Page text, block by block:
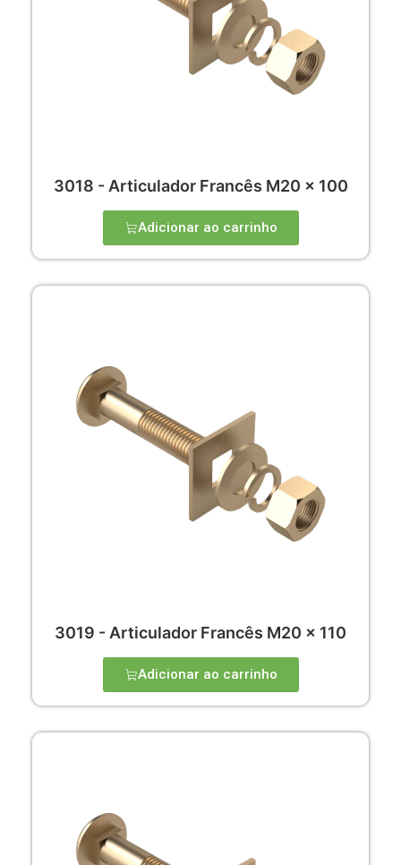
3018 - Articulador Francês M20 x 100
Adicionar ao carrinho
3019 - Articulador Francês M20 x 110
Adicionar ao carrinho